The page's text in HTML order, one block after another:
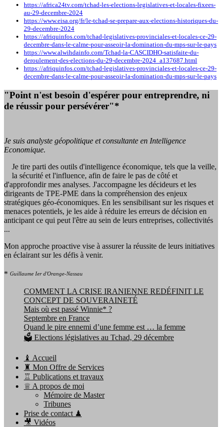
https://africa24tv.com/tchad-les-elections-legislatives-et-locales-fixees-
au-29-decembre-2024
https://www.eisa.org/fr/le-tchad-se-prepare-aux-elections-historiques-du-
29-decembre-2024
https://afriquinfos.com/tchad-legislatives-provinciales-et-locales-ce-29-
decembre-dans-le-calme-pour-asseoir-la-domination-du-mps-sur-le-pays
https://www.alwihdainfo.com/Tchad-la-CASCIDHO-satisfaite-du-
deroulement-des-elections-du-29-decembre-2024_a137687.html
https://afriquinfos.com/tchad-legislatives-provinciales-et-locales-ce-29-
decembre-dans-le-calme-pour-asseoir-la-domination-du-mps-sur-le-pays
"Point n'est besoin d'espérer pour entreprendre, ni
de réussir pour persévérer"*
Je suis analyste géopolitique et consultante en Intelligence
Economique.
Je tire parti des outils d'intelligence économique, tels que la veille,
la sécurité et l'influence, afin de faire le pas de côté et
d'approfondir mes analyses. J'accompagne les décideurs et les
dirigeants de TPE-PME dans la compréhension des enjeux
stratégiques géo-économiques. En les sensibilisant sur les risques et
menaces potentiels, je les aide à réduire les erreurs de décision en
anticipant ce qui peut l'être au sein de leurs entreprises, collectivités
...
Mon approche proactive vise à assurer la réussite de leurs initiatives
en éclairant sur les défis à venir.
* Guillaume Ier d'Orange-Nassau
COMMENT LA CRISE IRANIENNE REDÉFINIT LE
CONCEPT DE SOUVERAINETÉ
Mais où est passé Winnie* ?
Septembre en France
Quand le pire ennemi d’une femme est … la femme
🗳️ Elections législatives au Tchad, 29 décembre
♝ Accueil
♜ Mon Offre de Services
♖ Publications et travaux
♕ A propos de moi
Mémoire de Master
Tribunes
Prise de contact ♟
🎥 Vidéos